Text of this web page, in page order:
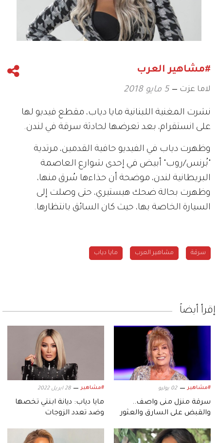
#مشاهير العرب
لاما عزت 5 مايو 2018
نشرت المغنية اللبنانية مايا دياب، مقطع فيديو لها
على انستقرام، بعد تعرضها لحادثة سرقة في لندن.
وظهرت دياب في الفيديو حافية القدمين، مرتدية
" بُرنس/روب" أبيض في إحدى شوارع العاصمة
البريطانية لندن، موضحة أن حذاءها سُرق منها،
وظهرت بحالة ضحك هيستيري، حتى وصلت إلى
السيارة الخاصة بها، حيث كان السائق بانتظارها .
سرقة مشاهير العرب مايا دياب
إقرأ أيضاً
#مشاهير 02 يوليو
سرقة منزل منى واصف..
والقبض على السارق والعثور
#مشاهير 28 ابريل 2022
مايا دياب: ديانة ابنتي تخصها
وضد تعدد الزوجات